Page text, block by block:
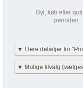
Beskatning (lidt
Byt, køb eller
perioden
▼ Flere detailjer for
Vi har gjort det enkelt
nettoudgiften + skat
▼ Mulige tilvalg